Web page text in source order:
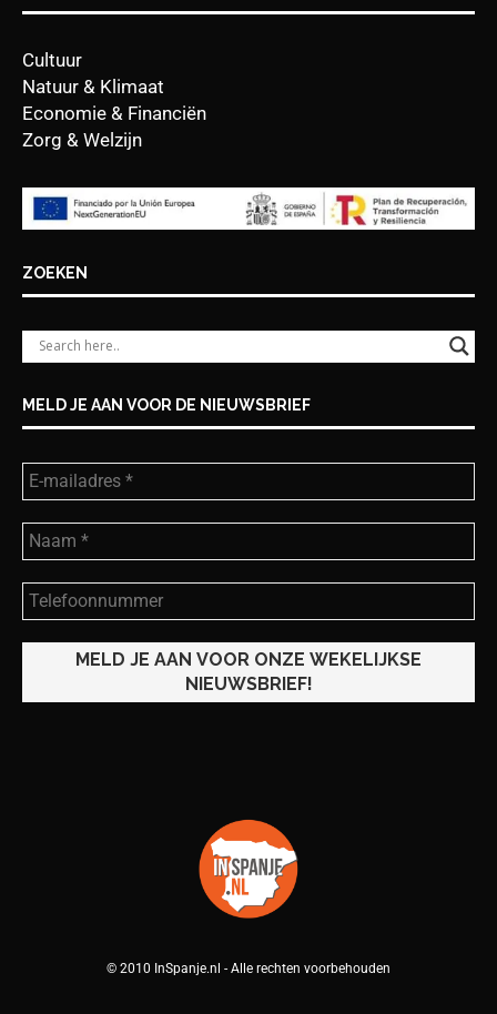
Cultuur
Natuur & Klimaat
Economie & Financiën
Zorg & Welzijn
ZOEKEN
MELD JE AAN VOOR DE NIEUWSBRIEF
© 2010 InSpanje.nl - Alle rechten voorbehouden